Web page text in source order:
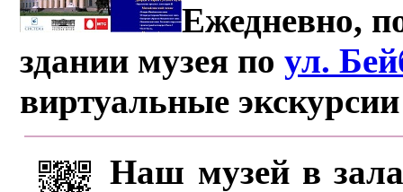
Ежедневно,
здании музея поул.
виртуальные
Наш музей в